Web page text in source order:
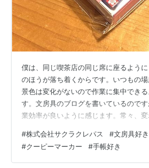
僕は、同じ喫茶店の同じ席に座るよう
のほうが落ち着くからです。いつもの
景色は変化がないので作業に集中でき
す。文房具のブログを書いているので
業効率が良いように感じます。常々、
ています。ですから、普段は思い切って
いです。以前に比べて情報量は数倍に増
新しいツールは使うようにしないとい
#株式会社サクラクレパス #文房具好き
#クーピーマーカー #手帳好き